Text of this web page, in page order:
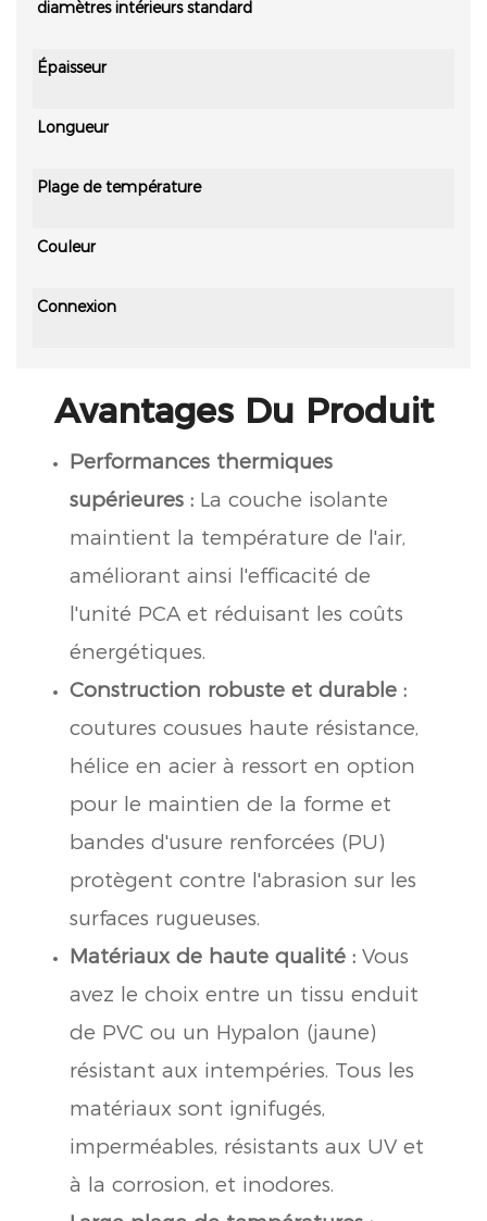
diamètres intérieurs standard
Épaisseur
Longueur
Plage de température
Couleur
Connexion
Avantages Du Produit
Performances thermiques
supérieures :La couche isolante
maintient la température de l'air,
améliorant ainsi l'efficacité de
l'unité PCA et réduisant les coûts
énergétiques.
Construction robuste et durable :
coutures cousues haute résistance,
hélice en acier à ressort en option
pour le maintien de la forme et
bandes d'usure renforcées (PU)
protègent contre l'abrasion sur les
surfaces rugueuses.
Matériaux de haute qualité :Vous
avez le choix entre un tissu enduit
de PVC ou un Hypalon (jaune)
résistant aux intempéries. Tous les
matériaux sont ignifugés,
imperméables, résistants aux UV et
à la corrosion, et inodores.